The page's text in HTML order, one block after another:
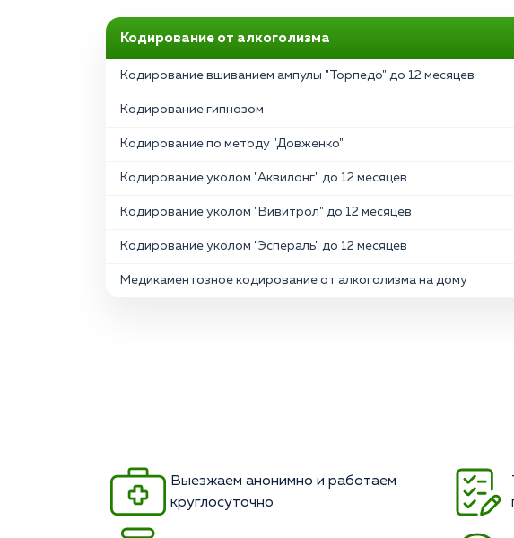
Кодирование от алкоголизма
Кодирование вшиванием ампулы "Торпедо" до 12 месяцев
Кодирование гипнозом
Кодирование по методу "Довженко"
Кодирование уколом "Аквилонг" до 12 месяцев
Кодирование уколом "Вивитрол" до 12 месяцев
Кодирование уколом "Эспераль" до 12 месяцев
Медикаментозное кодирование от алкоголизма на дому
Выезжаем анонимно и работаем
круглосуточно